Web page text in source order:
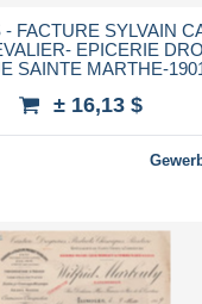
FACTURE SYLVAIN
EPICERIE
SAINTE MARTHE-
± 16,13 $